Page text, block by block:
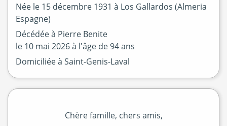
Née le 15 décembre 1931 à Los Gallardos (Almeria
Espagne)
Décédée à Pierre Benite
le 10 mai 2026à l'âge de 94 ans
Domiciliée à Saint-Genis-Laval
Chère famille, chers amis,